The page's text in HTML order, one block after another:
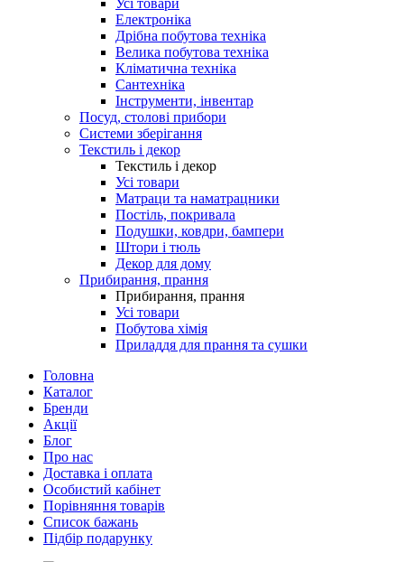
Усі товари
Електроніка
Дрібна побутова техніка
Велика побутова техніка
Кліматична техніка
Сантехніка
Інструменти, інвентар
Посуд, столові прибори
Системи зберігання
Текстиль і декор
Текстиль і декор
Усі товари
Матраци та наматрацники
Постіль, покривала
Подушки, ковдри, бампери
Штори і тюль
Декор для дому
Прибирання, прання
Прибирання, прання
Усі товари
Побутова хімія
Приладдя для прання та сушки
Головна
Каталог
Бренди
Акції
Блог
Про нас
Доставка і оплата
Особистий кабінет
Порівняння товарів
Список бажань
Підбір подарунку